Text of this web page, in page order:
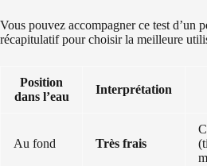
Vous pouvez accompagner ce test d’un
récapitulatif pour choisir la meilleure
Position
dans l’eau
Interprétation
Au fond Très frais